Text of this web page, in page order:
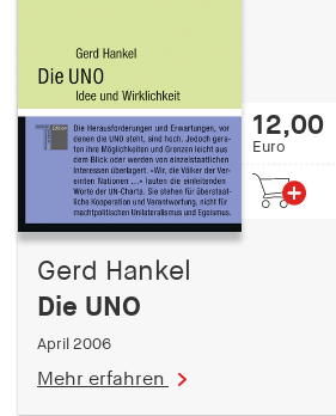
12,00
Euro
Gerd Hankel
Die UNO
April 2006
Mehr erfahren